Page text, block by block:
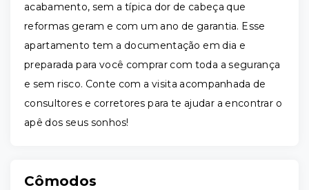
acabamento, sem a típica dor de cabeça que
reformas geram e com um ano de garantia. Esse
apartamento tem a documentação em dia e
preparada para você comprar com toda a segurança
e sem risco. Conte com a visita acompanhada de
consultores e corretores para te ajudar a encontrar o
apê dos seus sonhos!
Cômodos